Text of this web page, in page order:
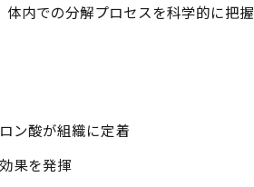
内での分解プロセスを科学的に把握
ン酸が組織に定着
果を発揮